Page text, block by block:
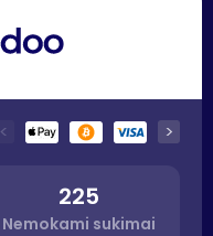
< >
225
Nemokami sukimai